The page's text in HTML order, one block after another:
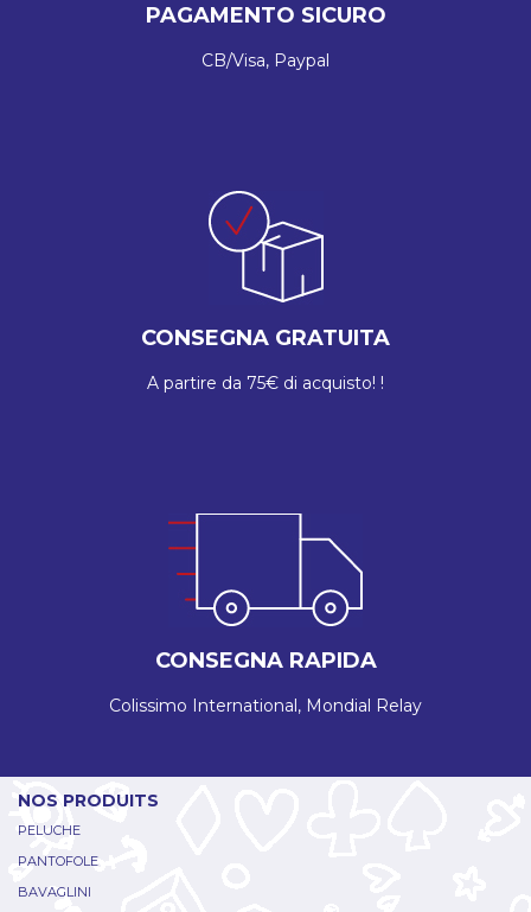
PAGAMENTO SICURO
CB/Visa, Paypal
CONSEGNA GRATUITA
A partire da 75€ di acquisto! !
CONSEGNA RAPIDA
Colissimo International, Mondial Relay
NOS PRODUITS
PELUCHE
PANTOFOLE
BAVAGLINI